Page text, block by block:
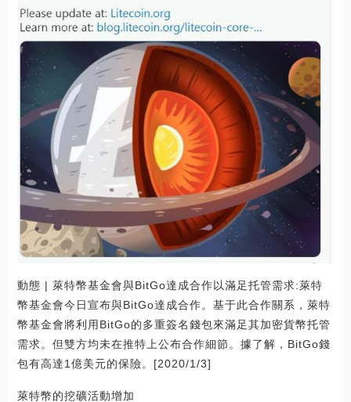
動態 | 萊特幣基金會與BitGo達成合作以滿足托管需求:萊特
幣基金會今日宣布與BitGo達成合作。基于此合作關系，萊特
幣基金會將利用BitGo的多重簽名錢包來滿足其加密貨幣托管
需求。但雙方均未在推特上公布合作細節。據了解，BitGo錢
包有高達1億美元的保險。[2020/1/3]
萊特幣的挖礦活動增加